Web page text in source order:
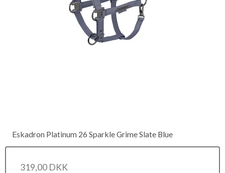
Eskadron Platinum 26 Sparkle Grime Slate Blue
319,00 DKK